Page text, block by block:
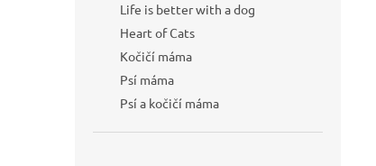
Life is better with a dog
Heart of Cats
Kočičí máma
Psí máma
Psí a kočičí máma